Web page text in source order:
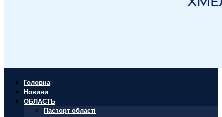
Головна
Новини
ОБЛАСТЬ
Паспорт області